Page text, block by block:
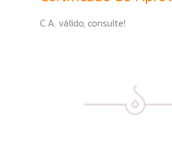
C.A. válido, consulte!